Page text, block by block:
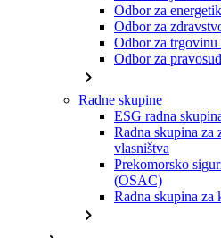
Odbor za
Odbor za
Odbor za
Odbor za
chevron_right
Radne skupine
ESG radna
Radna skupina za
vlasništva
Prekomorsko
(OSAC)
Radna skupina za
chevron_right